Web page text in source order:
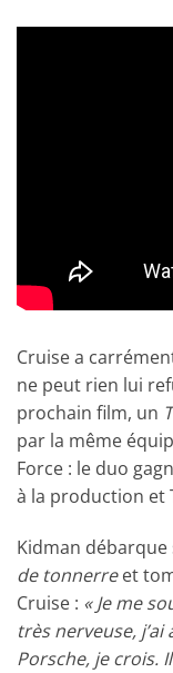
Cruise a
ne peut rien lui
prochain film, un
par la même
Force : le duo
à la production et
Kidman
de tonnerreet
Cruise : « Je me
très nerveuse,
Porsche, je crois.